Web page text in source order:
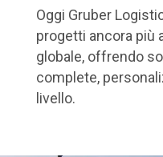
Oggi Gruber
progetti ancora più
globale, offrendo
complete,
livello.